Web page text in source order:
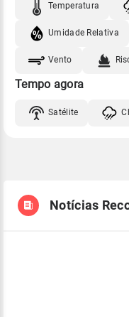
Temperatura
Umidade Relativa
Vento
Tempo agora
Satélite
Notícias